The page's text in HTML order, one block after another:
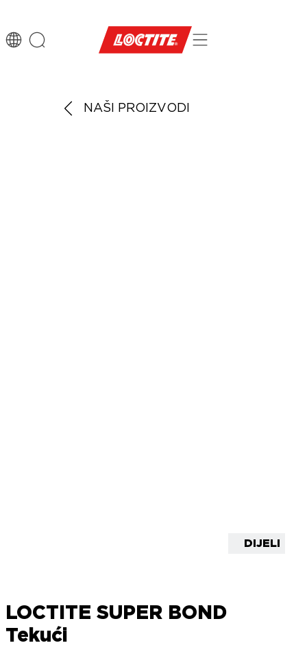
NAŠI PROIZVODI
DIJELI
LOCTITE SUPER BOND
Tekući